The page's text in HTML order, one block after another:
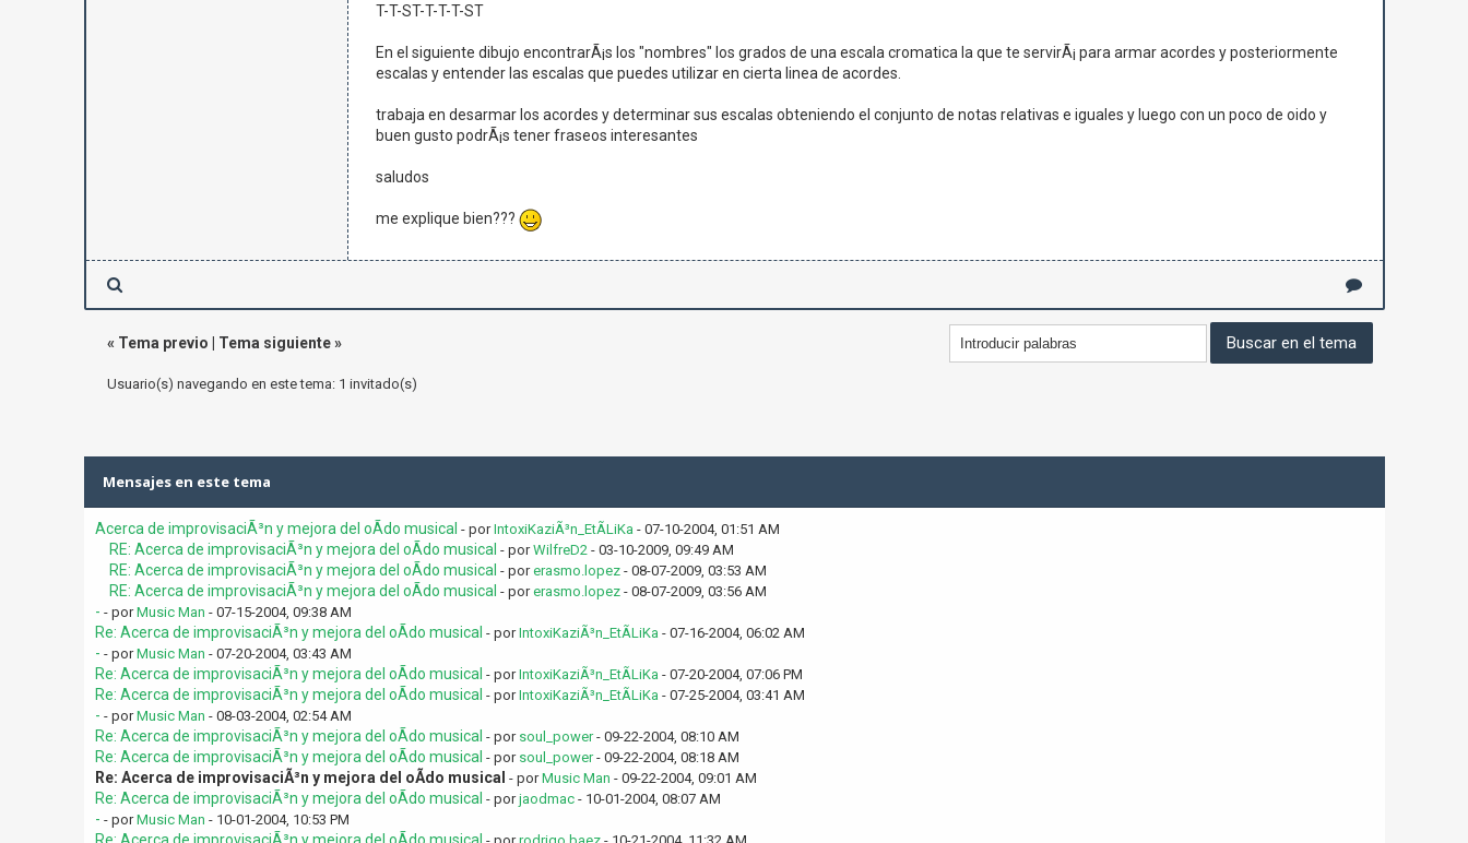
T-T-ST-T-T-T-ST
En el siguiente dibujo encontrarÃ¡s los "nombres" los grados de una escala cromatica la que te servirÃ¡ para armar acordes y posteriormente
escalas y entender las escalas que puedes utilizar en cierta linea de acordes.
trabaja en desarmar los acordes y determinar sus escalas obteniendo el conjunto de notas relativas e iguales y luego con un poco de oido y
buen gusto podrÃ¡s tener fraseos interesantes
saludos
me explique bien???
« Tema previo Tema siguiente»
Usuario(s) navegando en este tema: 1 invitado(s)
Mensajes en este tema
Acerca de improvisaciÃ³n y mejora del oÃ­do musical - porIntoxiKaziÃ³n_EtÃ­LiKa - 07-10-2004, 01:51 AM
RE: Acerca de improvisaciÃ³n y mejora del oÃ­do musical - porWilfreD2- 03-10-2009, 09:49 AM
RE: Acerca de improvisaciÃ³n y mejora del oÃ­do musical - porerasmo.lopez- 08-07-2009, 03:53 AM
RE: Acerca de improvisaciÃ³n y mejora del oÃ­do musical - porerasmo.lopez- 08-07-2009, 03:56 AM
- - porMusic Man - 07-15-2004, 09:38 AM
Re: Acerca de improvisaciÃ³n y mejora del oÃ­do musical - porIntoxiKaziÃ³n_EtÃ­LiKa - 07-16-2004, 06:02 AM
- - porMusic Man - 07-20-2004, 03:43 AM
Re: Acerca de improvisaciÃ³n y mejora del oÃ­do musical - porIntoxiKaziÃ³n_EtÃ­LiKa - 07-20-2004, 07:06 PM
Re: Acerca de improvisaciÃ³n y mejora del oÃ­do musical - porIntoxiKaziÃ³n_EtÃ­LiKa - 07-25-2004, 03:41 AM
- - porMusic Man - 08-03-2004, 02:54 AM
Re: Acerca de improvisaciÃ³n y mejora del oÃ­do musical - por soul_power- 09-22-2004, 08:10 AM
Re: Acerca de improvisaciÃ³n y mejora del oÃ­do musical - por soul_power- 09-22-2004, 08:18 AM
Re: Acerca de improvisaciÃ³n y mejora del oÃ­do musical - porMusic Man - 09-22-2004, 09:01 AM
Re: Acerca de improvisaciÃ³n y mejora del oÃ­do musical - porjaodmac- 10-01-2004, 08:07 AM
- - porMusic Man - 10-01-2004, 10:53 PM